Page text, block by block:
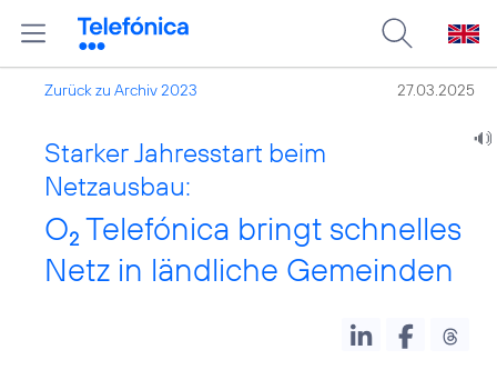
Zurück zu Archiv 2023 27.03.2025
Starker Jahresstart beim
Netzausbau:
O2 Telefónica bringt schnelles
Netz in ländliche Gemeinden